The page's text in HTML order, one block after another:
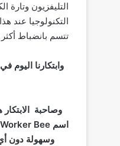
التليفزيون وتارة
التكنولوجيا عند
تتسم بانضباط
وابتكارنا
وسهولة دون